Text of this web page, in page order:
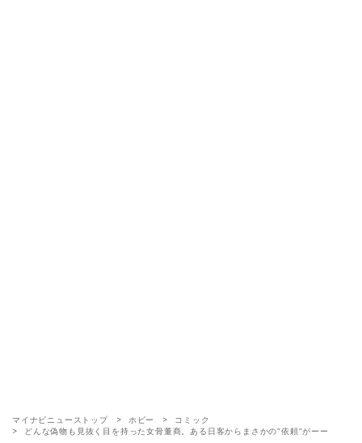
マイナビニューストップ ホビー
コミック
どんな偽物も見抜く目を持った女骨董商。ある日客からまさかの“依頼”がーー